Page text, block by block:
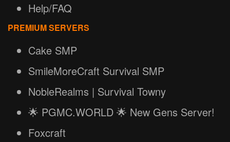
Help/FAQ
PREMIUM SERVERS
Cake SMP
SmileMoreCraft Survival SMP
NobleRealms | Survival Towny
🌟 PGMC.WORLD 🌟 New Gens Server!
Foxcraft